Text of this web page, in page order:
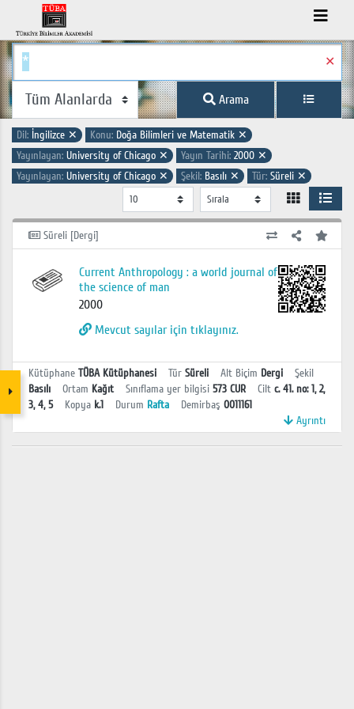
✕
Arama
Dil: İngilizce ✕ Konu: Doğa Bilimleri ve Matematik ✕
Yayınlayan: University of Chicago ✕ Yayın Tarihi: 2000 ✕
Yayınlayan: University of Chicago ✕ Şekil: Basılı ✕ Tür: Süreli ✕
Süreli [Dergi]
Current Anthropology : a world journal of
the science of man
2000
Mevcut sayılar için tıklayınız.
Kütüphane TÜBA Kütüphanesi Tür Süreli Alt Biçim Dergi
Şekil
Basılı
Ortam Kağıt Sınıflama yer bilgisi 573 CUR Cilt c. 41. no: 1, 2,
3, 4, 5
Kopya k.1 Durum Rafta Demirbaş 0011161
Ayrıntı